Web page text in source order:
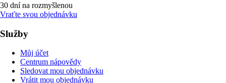
30 dní na rozmyšlenou
Vraťte svou objednávku
Služby
Můj účet
Centrum nápovědy
Sledovat mou objednávku
Vrátit mou objednávku